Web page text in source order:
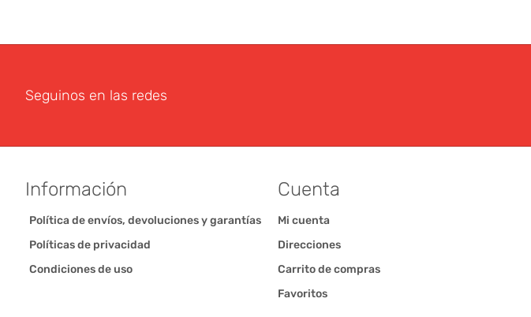
Seguinos en las redes
Información
Política de envíos, devoluciones y garantías
Políticas de privacidad
Condiciones de uso
Cuenta
Mi cuenta
Direcciones
Carrito de compras
Favoritos